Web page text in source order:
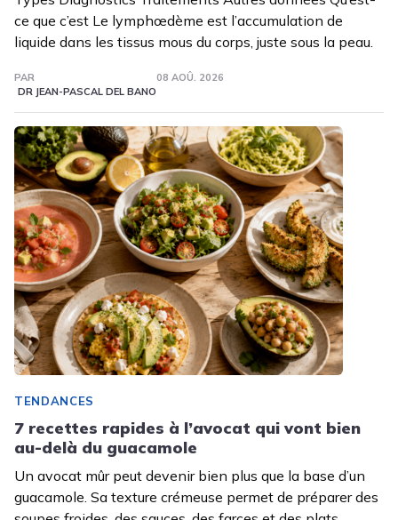
ce que c’est Le lymphœdème est l’accumulation de
liquide dans les tissus mous du corps, juste sous la peau.
PAR
DR JEAN-PASCAL DEL BANO
08 AOÛ. 2026
TENDANCES
7 recettes rapides à l’avocat qui vont bien
au-delà du guacamole
Un avocat mûr peut devenir bien plus que la base d’un
guacamole. Sa texture crémeuse permet de préparer des